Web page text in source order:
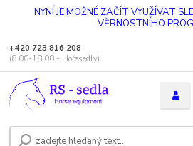
NYNÍ JE MOŽNÉ ZAČÍT VYUŽÍVAT
VĚRNOSTNÍHO
+420 723 816 208
(8.00-18.00 - Hořesedly)